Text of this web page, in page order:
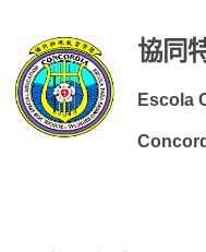
協同
Escola